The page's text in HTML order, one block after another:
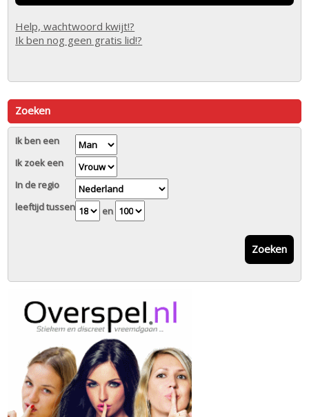
Help, wachtwoord kwijt!?
Ik ben nog geen gratis lid!?
Zoeken
Ik ben een
Ik zoek een
In de regio
leeftijd tussen
en
Zoeken